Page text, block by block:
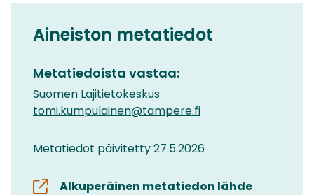
Aineiston metatiedot
Metatiedoista vastaa:
Suomen Lajitietokeskus
tomi.kumpulainen@tampere.fi
Metatiedot päivitetty 27.5.2026
Alkuperäinen metatiedon lähde